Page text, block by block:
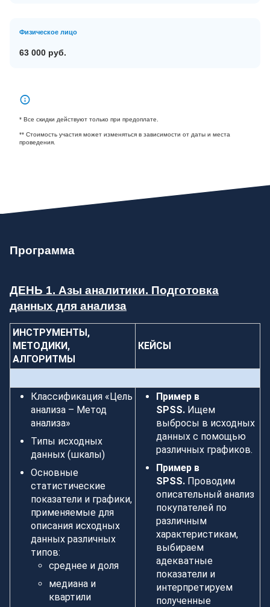
Физическое лицо
63 000 руб.
* Все скидки действуют только при предоплате.
** Стоимость участия может изменяться в зависимости от даты и места
проведения.
Программа
ДЕНЬ 1. Азы аналитики. Подготовка
данных для анализа
ИНСТРУМЕНТЫ,
МЕТОДИКИ,
АЛГОРИТМЫ
КЕЙСЫ
Классификация «Цель
анализа – Метод
анализа»
Типы исходных
данных (шкалы)
Основные
статистические
показатели и графики,
применяемые для
описания исходных
данных различных
типов:
среднее и доля
медиана и
квартили
Пример в
SPSS. Ищем
выбросы в исходных
данных с помощью
различных графиков.
Пример в
SPSS. Проводим
описательный анализ
покупателей по
различным
характеристикам,
выбираем
адекватные
показатели и
интерпретируем
полученные